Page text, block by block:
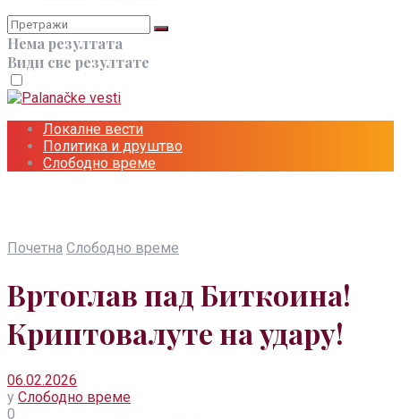
Нема резултата
Види све резултате
Локалне вести
Политика и друштво
Слободно време
Почетна Слободно време
Вртоглав пад Биткоина!
Криптовалуте на удару!
06.02.2026
у Слободно време
0